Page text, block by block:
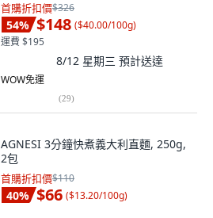
首購折扣價$326
54% $148 ($40.00/100g)
運費 $195
8/12 星期三 預計送達
WOW免運
(29)
AGNESI 3分鐘快煮義大利直麵, 250g,
2包
首購折扣價$110
40% $66 ($13.20/100g)